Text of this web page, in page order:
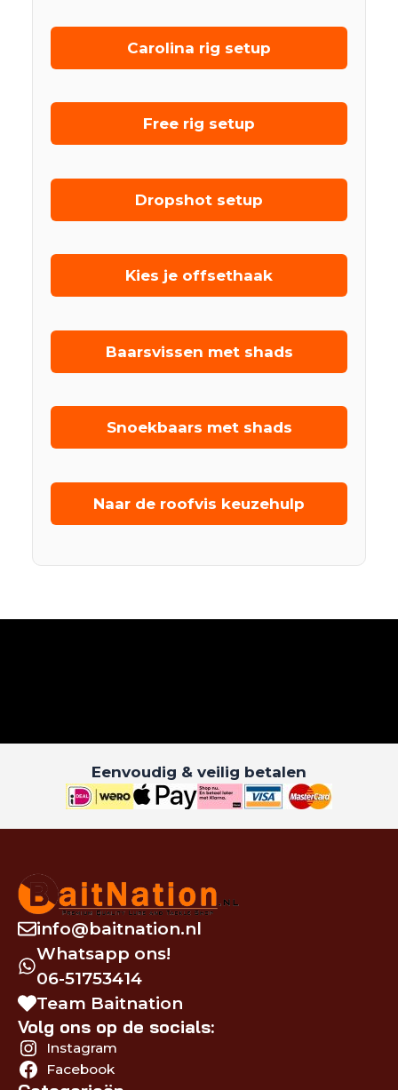
Carolina rig setup
Free rig setup
Dropshot setup
Kies je offsethaak
Baarsvissen met shads
Snoekbaars met shads
Naar de roofvis keuzehulp
Eenvoudig & veilig betalen
info@baitnation.nl
Whatsapp ons!
06-51753414
Team Baitnation
Volg ons op de socials:
Instagram
Facebook